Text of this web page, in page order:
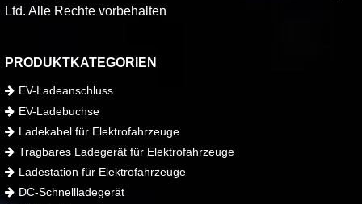
Ltd. Alle Rechte vorbehalten
PRODUKTKATEGORIEN
EV-Ladeanschluss
EV-Ladebuchse
Ladekabel für Elektrofahrzeuge
Tragbares Ladegerät für Elektrofahrzeuge
Ladestation für Elektrofahrzeuge
DC-Schnellladegerät